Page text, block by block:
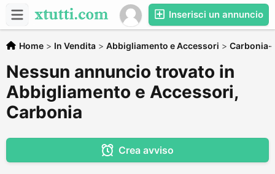
Inserisci un annuncio
Home > In Vendita > Abbigliamento e Accessori > Carbonia-
Nessun annuncio trovato in
Abbigliamento e Accessori,
Carbonia
Crea avviso